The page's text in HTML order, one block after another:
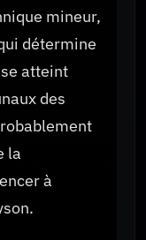
mineur,
détermine
atteint
des
la
à